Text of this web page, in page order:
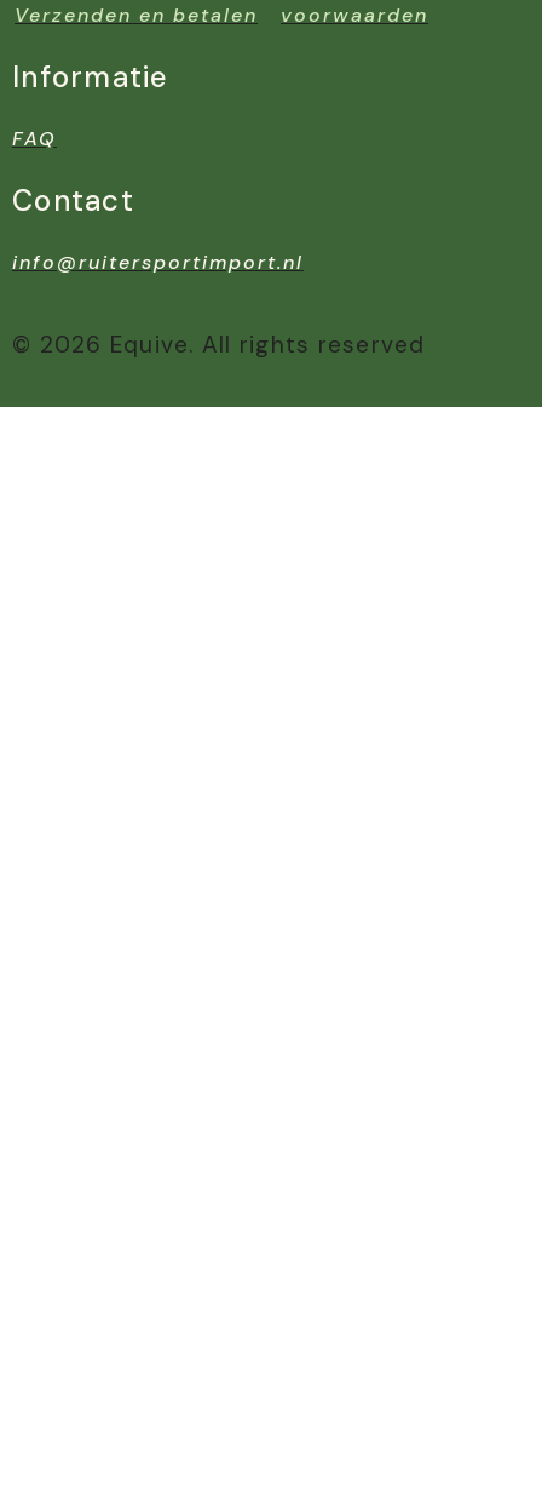
Verzenden en betalen
voorwaarden
Informatie
FAQ
Contact
info@ruitersportimport.nl
© 2026 Equive. All rights reserved